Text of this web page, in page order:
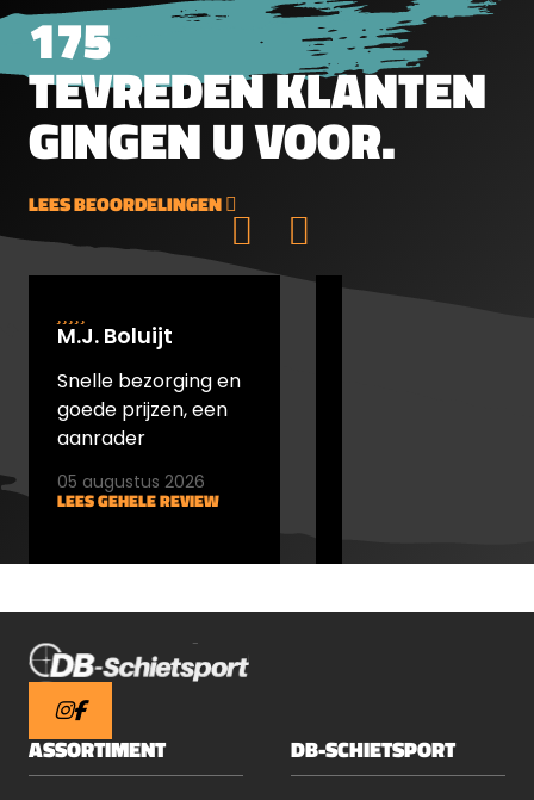
175
TEVREDEN KLANTEN
GINGEN U VOOR.
LEES BEOORDELINGEN
M.J. Boluijt
Snelle bezorging en
goede prijzen, een
aanrader
LEES GEHELE REVIEW
05 augustus 2026
ASSORTIMENT DB-SCHIETSPORT